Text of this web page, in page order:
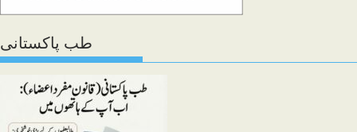
طب پاکستانی